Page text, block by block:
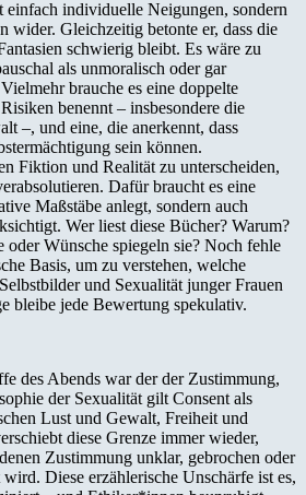
einfach individuelle Neigungen, sondern
wider. Gleichzeitig betonte er, dass die
schwierig bleibt. Es wäre zu
als unmoralisch oder gar
brauche es eine doppelte
benennt – insbesondere die
–, und eine, die anerkennt, dass
sein können.
Fiktion und Realität zu unterscheiden,
Dafür braucht es eine
Maßstäbe anlegt, sondern auch
Wer liest diese Bücher? Warum?
oder Wünsche spiegeln sie? Noch fehle
Basis, um zu verstehen, welche
und Sexualität junger Frauen
bleibe jede Bewertung spekulativ.
des Abends war der der Zustimmung,
der Sexualität gilt Consent als
Lust und Gewalt, Freiheit und
diese Grenze immer wieder,
Zustimmung unklar, gebrochen oder
Diese erzählerische Unschärfe ist es,